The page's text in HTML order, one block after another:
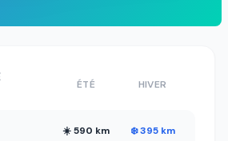
ÉTÉ HIVER
☀️ 590 km ❄️ 395 km